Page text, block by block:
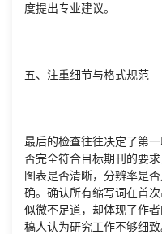
度提出专业建议。
五、注重细节与格式规范
最后的检查往往决定了第
否完全符合目标期刊的要
图表是否清晰，分辨率是
确。确认所有缩写词在首
似微不足道，却体现了作
稿人认为研究工作不够细致